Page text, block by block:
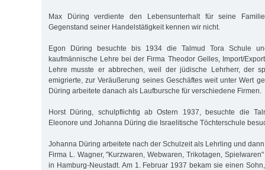
Max Düring verdiente den Lebensunterhalt für seine
Gegenstand seiner Handelstätigkeit kennen wir nicht.
Egon Düring besuchte bis 1934 die Talmud Tora Schule
kaufmännische Lehre bei der Firma Theodor Gelles, Import/
Lehre musste er abbrechen, weil der jüdische Lehrherr, der
emigrierte, zur Veräußerung seines Geschäftes weit unter Wert
Düring arbeitete danach als Laufbursche für verschiedene Firmen.
Horst Düring, schulpflichtig ab Ostern 1937, besuchte die
Eleonore und Johanna Düring die Israelitische Töchterschule
Johanna Düring arbeitete nach der Schulzeit als Lehrling und
Firma L. Wagner, "Kurzwaren, Webwaren, Trikotagen,
in Hamburg-Neustadt. Am 1. Februar 1937 bekam sie einen